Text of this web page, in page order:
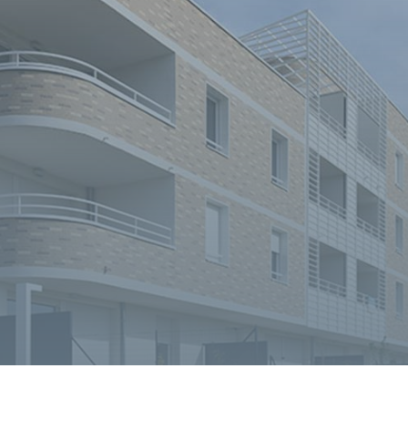
Dans certaines situations telles que l’acquisition
de son 1er bien immobilier, on ne préfère pas se
tromper. De ce fait, nous mettons à votre
disposition notre savoir faire et nos
compétences afin de satisfaire vos besoins et
vos attentes.